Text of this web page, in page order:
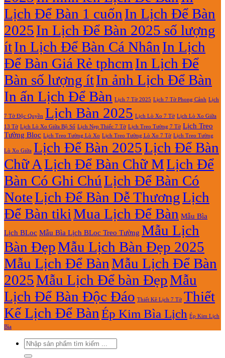
Giữa
13
Tờ
Lịch
Gỗ
Đẹp
Giá
Rẻ
2027
Lịch Để Bàn 1 cuốn In Lịch Để Bàn
2025In Lịch Để Bàn 2025 số lượng
ítIn Lịch Để Bàn Cá Nhân In Lịch
Để Bàn Giá Rẻ tphcm In Lịch Để
Bàn số lượng ítIn ảnh Lịch Để Bàn
In ấn Lịch Để Bàn Lịch 7 Tờ 2025 Lịch 7 Tờ Phong Cảnh Lịch
7 Tờ Độc Quyền Lịch Bàn 2025 Lịch Lò Xo 7 Tờ Lịch Lò Xo Giữa
13 Tờ Lịch Lò Xo Giữa Bộ Số Lịch Nẹp Thiếc 7 Tờ Lịch Treo Tường 7 Tờ Lịch Treo
Tường Bloc Lịch Treo Tường Lò Xo Lịch Treo Tường Lò Xo 7 Tờ Lịch Treo Tường
Lò Xo Giữa Lịch Để Bàn 2025Lịch Để Bàn
Chữ ALịch Để Bàn Chữ MLịch Để
Bàn Có Ghi ChúLịch Để Bàn Có
NoteLịch Để Bàn Dễ ThươngLịch
Để Bàn tikiMua Lịch Để Bàn Mẫu Bìa
Lịch BLoc Mẫu Bìa Lịch BLoc Treo Tường Mẫu Lịch
Bàn ĐẹpMẫu Lịch Bàn Đẹp 2025
Mẫu Lịch Để BànMẫu Lịch Để Bàn
2025Mẫu Lịch Để bàn ĐẹpMẫu
Lịch Để Bàn Độc Đáo Thiết Kê Lịch 7 Tờ Thiết
Kế Lịch Để Bàn Ép Kim Bìa Lịch Ép Kim Lịch
Bìa
Tìm
kiếm: